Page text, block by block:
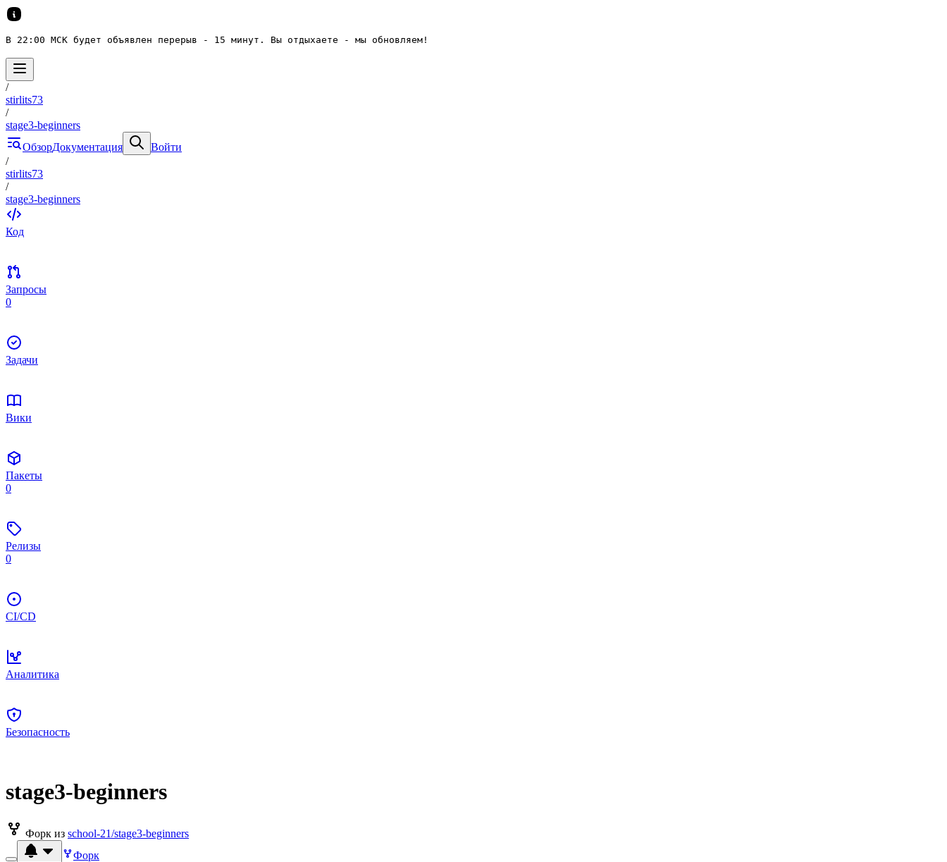
В 22:00 МСК будет объявлен перерыв - 15 минут. Вы отдыхаете - мы обновляем!
/
stirlits73
/
stage3-beginners
ОбзорДокументация
Войти
/
stirlits73
/
stage3-beginners
Код
Запросы
0
Задачи
Вики
Пакеты
0
Релизы
0
CI/CD
Аналитика
Безопасность
stage3-beginners
Форк из school-21/stage3-beginners
Форк